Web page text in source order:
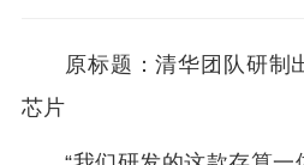
原标题：清华团队研制
芯片